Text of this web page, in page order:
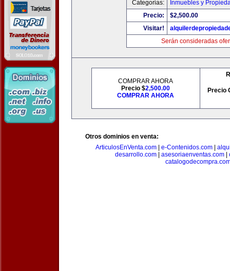
Categorias:
Inmuebles y
Precio:
$2,500.00
Visitar!
Serán consideradas
COMPRAR AHORA
Precio $2,500.00
COMPRAR AHORA
Precio
Otros dominios en venta:
ArticulosEnVenta.com| e-Contenidos.com|
desarrollo.com| asesoriaenventas.com|